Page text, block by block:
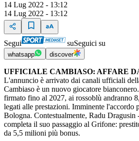
14 Lug 2022 - 13:12
14 Lug 2022 - 13:12
Segui suSeguici su
whatsapp discover
UFFICIALE CAMBIASO: AFFARE
L'annuncio è arrivato dai canali ufficiali
Cambiaso è un nuovo giocatore
firmato fino al 2027, ai rossoblù andranno
legati alle prestazioni. Imminente l'accordo
Bologna. Contestualmente, Radu Dragusin
completa il suo passaggio al Grifone:
da 5,5 milioni più bonus.